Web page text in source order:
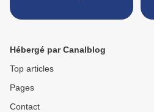
Hébergé par Canalblog
Top articles
Pages
Contact